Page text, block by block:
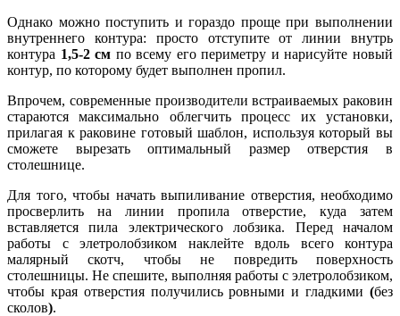
Однако можно поступить и гораздо проще при выполнении
внутреннего контура: просто отступите от линии внутрь
контура 1,5-2 см по всему его периметру и нарисуйте новый
контур, по которому будет выполнен пропил.
Впрочем, современные производители встраиваемых раковин
стараются максимально облегчить процесс их установки,
прилагая к раковине готовый шаблон, используя который вы
сможете вырезать оптимальный размер отверстия в
столешнице.
Для того, чтобы начать выпиливание отверстия, необходимо
просверлить на линии пропила отверстие, куда затем
вставляется пила электрического лобзика. Перед началом
работы с элетролобзиком наклейте вдоль всего контура
малярный скотч, чтобы не повредить поверхность
столешницы. Не спешите, выполняя работы с элетролобзиком,
чтобы края отверстия получились ровными и гладкими (без
сколов).